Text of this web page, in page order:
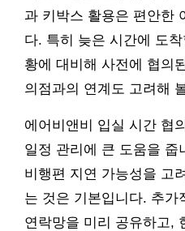
과 키박스 활용은 편안한
다. 특히 늦은 시간에 도
황에 대비해 사전에 협의
의점과의 연계도 고려해
에어비앤비 입실 시간 협
일정 관리에 큰 도움을
비행편 지연 가능성을 고
는 것은 기본입니다. 추가
연락망을 미리 공유하고,